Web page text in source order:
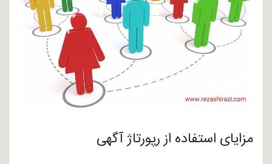
مزایای استفاده از رپورتاژ آگهی